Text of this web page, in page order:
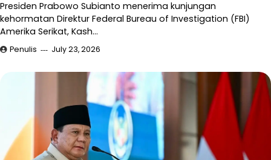
Presiden Prabowo Subianto menerima kunjungan
kehormatan Direktur Federal Bureau of Investigation (FBI)
Amerika Serikat, Kash…
Penulis July 23, 2026